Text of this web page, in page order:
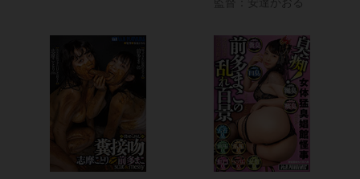
監督：安達かおる